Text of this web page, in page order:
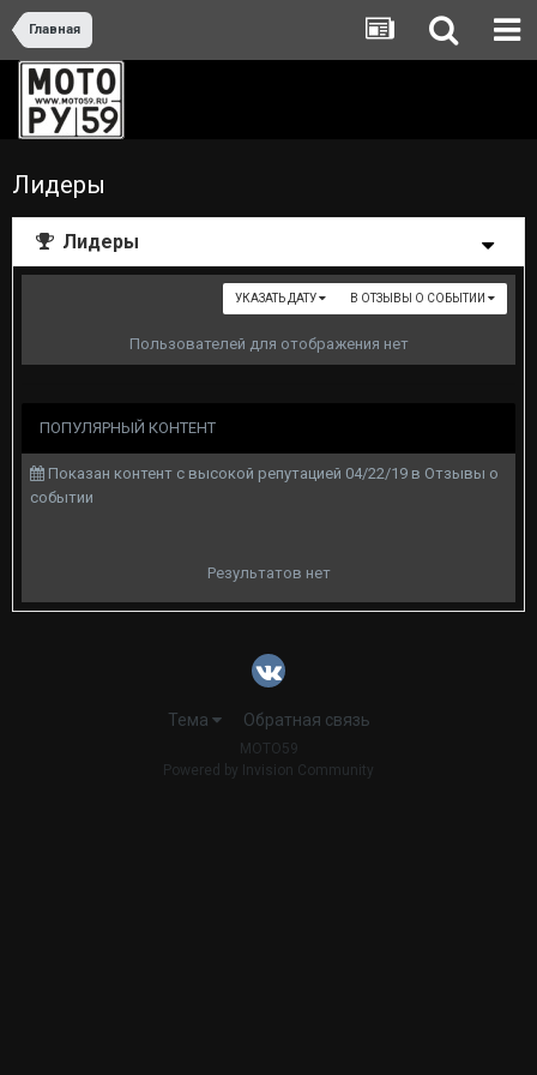
Главная
Лидеры
Лидеры
В ОТЗЫВЫ О СОБЫТИИ
УКАЗАТЬ ДАТУ
Пользователей для отображения нет
ПОПУЛЯРНЫЙ КОНТЕНТ
Показан контент с высокой репутацией 04/22/19 в Отзывы о
событии
Результатов нет
Тема Обратная связь
MOTO59
Powered by Invision Community